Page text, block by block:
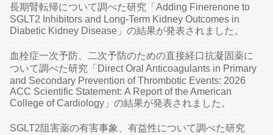
長期腎転帰について調べた研究「Adding Finerenone to
SGLT2 Inhibitors and Long-Term Kidney Outcomes in
Diabetic Kidney Disease」の結果が発表されました。
血栓症一次予防、二次予防のための直接経口抗凝固薬に
ついて調べた研究「Direct Oral Anticoagulants in Primary
and Secondary Prevention of Thrombotic Events: 2026
ACC Scientific Statement: A Report of the American
College of Cardiology」の結果が発表されました。
SGLT2阻害薬の有害事象、有益性について調べた研究